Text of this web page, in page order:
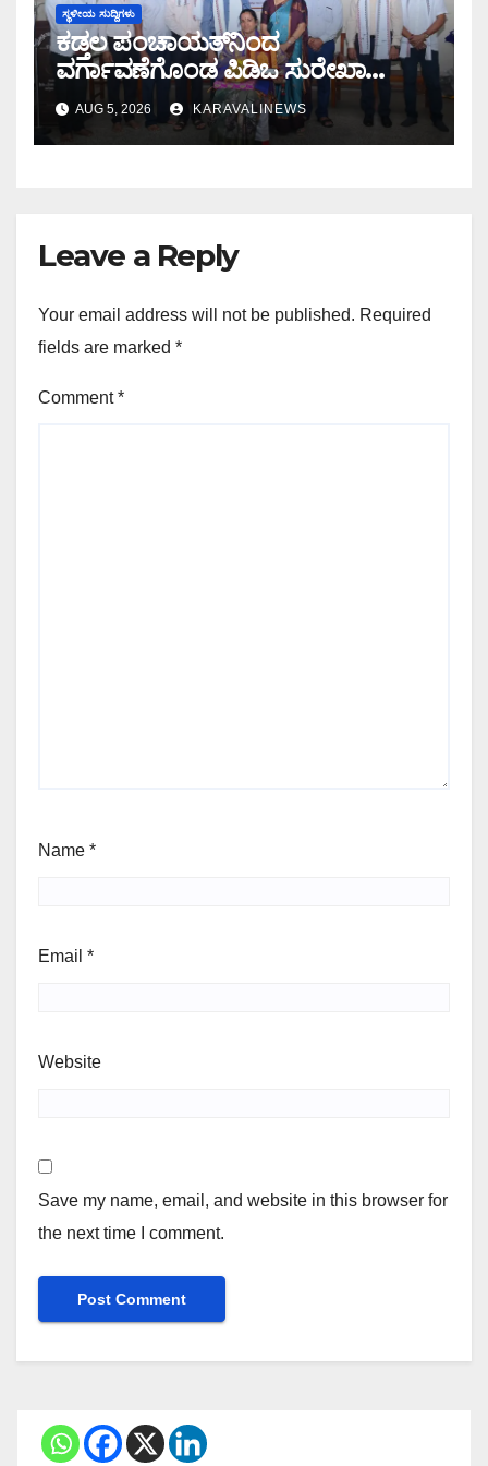
ಸ್ಥಳೀಯ ಸುದ್ದಿಗಳು
ಕಡ್ತಲ ಪಂಚಾಯತ್‌ನಿಂದ
ವರ್ಗಾವಣೆಗೊಂಡ ಪಿಡಿಒ ಸುರೇಖಾ
ಅವರಿಗೆ ಬೀಳ್ಕೊಡುಗೆ ಸಮಾರಂಭ
AUG 5, 2026 KARAVALINEWS
Leave a Reply
Your email address will not be published. Required
fields are marked *
Comment*
Name *
Email *
Website
Save my name, email, and website in this browser for
the next time I comment.